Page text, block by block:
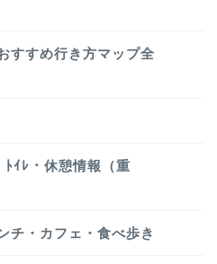
すすめ行き方マップ全
ｲﾚ・休憩情報（重
チ・カフェ・食べ歩き